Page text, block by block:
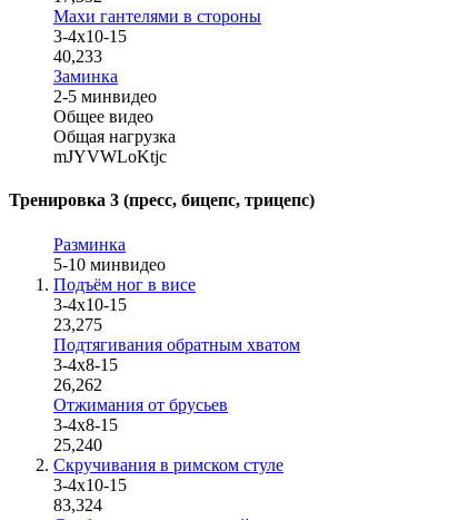
Махи гантелями в стороны
3-4x10-15
40,233
Заминка
2-5 минвидео
Общее видео
Общая нагрузка
mJYVWLoKtjc
Тренировка 3 (пресс, бицепс, трицепс)
Разминка
5-10 минвидео
Подъём ног в висе
3-4х10-15
23,275
Подтягивания обратным хватом
3-4х8-15
26,262
Отжимания от брусьев
3-4х8-15
25,240
Скручивания в римском стуле
3-4х10-15
83,324